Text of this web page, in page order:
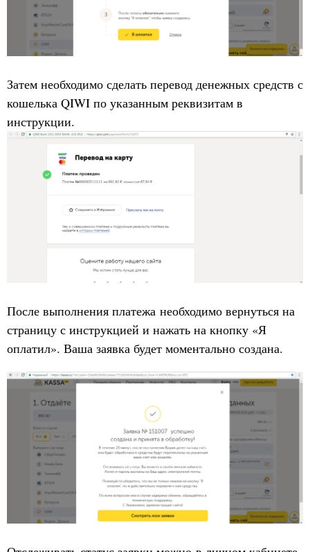
Затем необходимо сделать перевод денежных средств с
кошелька QIWI по указанным реквизитам в
инструкции.
После выполнения платежа необходимо вернуться на
страницу с инструкцией и нажать на кнопку «Я
оплатил». Ваша заявка будет моментально создана.